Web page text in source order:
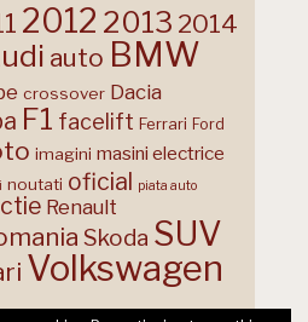
2012 2013 2014
auto BMW
crossover Dacia
F1 facelift Ferrari Ford
imagini masini electrice
noutati oficial piata auto
Renault
Skoda SUV
Volkswagen